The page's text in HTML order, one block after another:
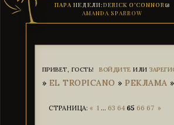
ПАРА НЕДЕЛИ:DERICK O’CONNOR&
AMANDA SPARROW
ПРИВЕТ, ГОСТЬ! ВОЙДИТЕ ИЛИ
» EL TROPICANO »РЕКЛАМА
СТРАНИЦА: « 1 … 63 64 65 66 67 »